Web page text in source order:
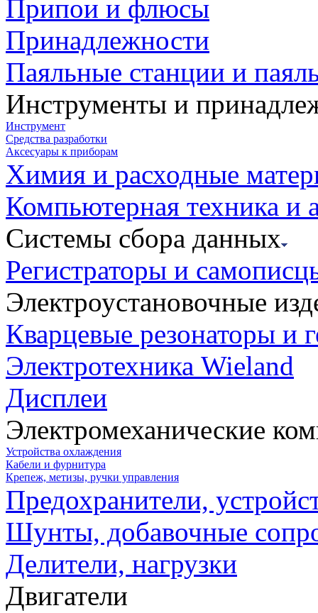
Припои и флюсы
Принадлежности
Паяльные станции и
Инструменты и
Инструмент
Средства разработки
Аксесуары к приборам
Химия и расходные
Компьютерная техника и
Системы сбора данных
Регистраторы и
Электроустановочные
Кварцевые резонаторы и
Электротехника Wieland
Дисплеи
Электромеханические
Устройства охлаждения
Кабели и фурнитура
Крепеж, метизы, ручки управления
Предохранители,
Шунты, добавочные
Делители, нагрузки
Двигатели